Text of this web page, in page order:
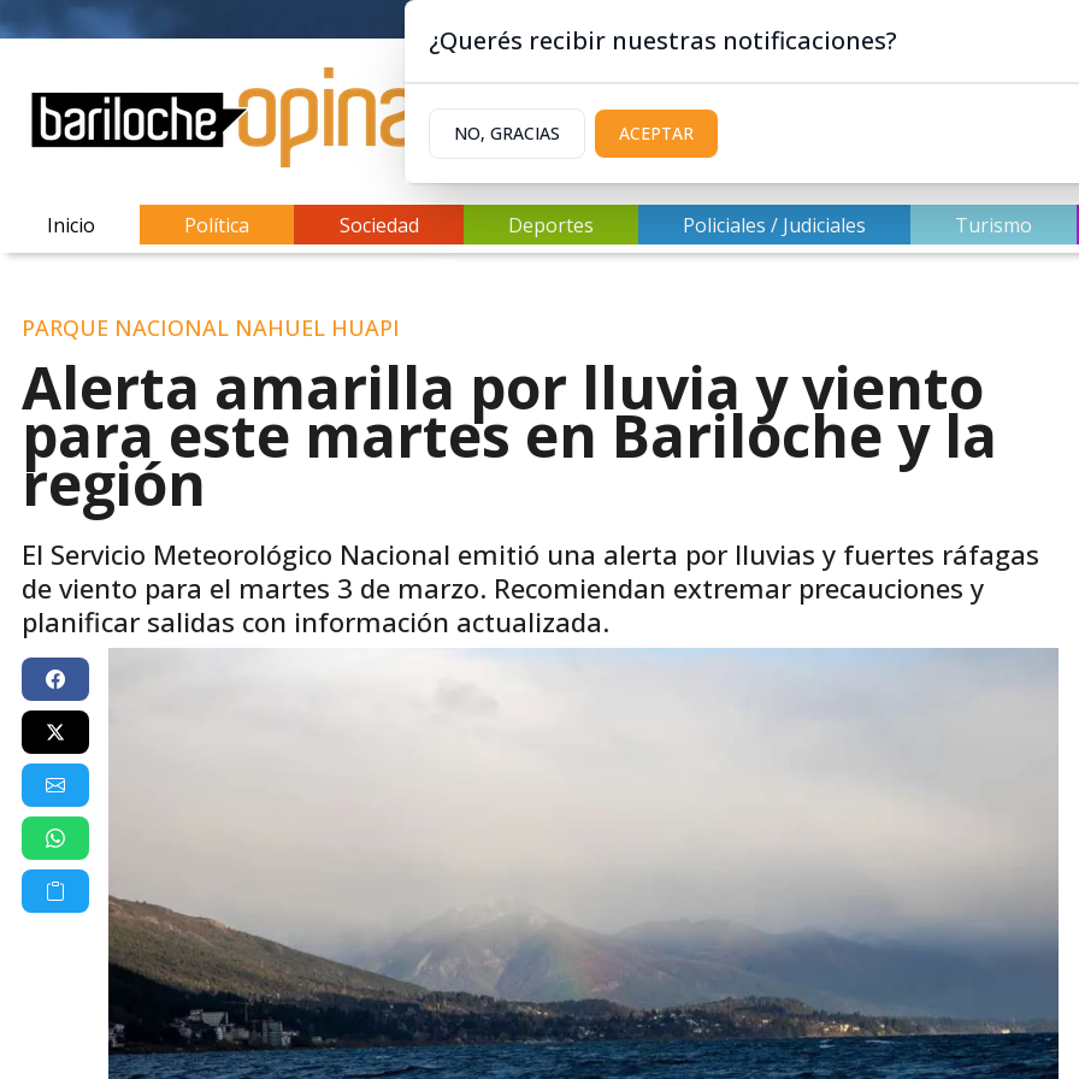
Inicio Política Sociedad Deportes Policiales / Judiciales Turismo
PARQUE NACIONAL NAHUEL HUAPI
Alerta amarilla por lluvia y viento
para este martes en Bariloche y la
región
El Servicio Meteorológico Nacional emitió una alerta por lluvias y fuertes ráfagas
de viento para el martes 3 de marzo. Recomiendan extremar precauciones y
planificar salidas con información actualizada.
¿Querés recibir nuestras notificaciones?
NO, GRACIAS ACEPTAR